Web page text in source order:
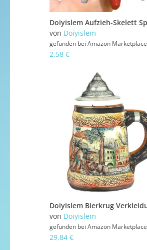
von Doiyislem
gefunden bei Amazon Marketplace
2,58 €
von Doiyislem
gefunden bei Amazon Marketplace
29,84 €